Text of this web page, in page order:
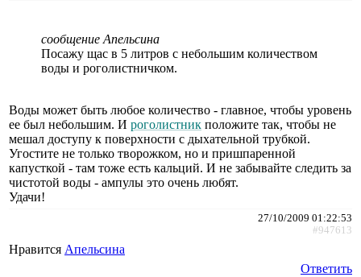
сообщение Апельсина
Посажу щас в 5 литров с небольшим количеством
воды и роголистничком.
Воды может быть любое количество - главное, чтобы уровень
ее был небольшим. И роголистник положите так, чтобы не
мешал доступу к поверхности с дыхательной трубкой.
Угостите не только творожком, но и пришпаренной
капусткой - там тоже есть кальций. И не забывайте следить за
чистотой воды - ампулы это очень любят.
Удачи!
27/10/2009 01:22:53
#947613
Нравится Апельсина
Ответить